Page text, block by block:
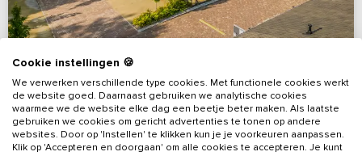
Virtuele rondleiding 9,6(52 reviews)
Cookie instellingen 🍪
We verwerken verschillende type cookies. Met functionele cookies werkt
de website goed. Daarnaast gebruiken we analytische cookies
waarmee we de website elke dag een beetje beter maken. Als laatste
gebruiken we cookies om gericht advertenties te tonen op andere
websites. Door op 'Instellen' te klikken kun je je voorkeuren aanpassen.
Klik op 'Accepteren en doorgaan' om alle cookies te accepteren. Je kunt